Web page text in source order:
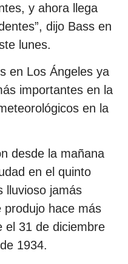
y ahora llega
dijo Bass en
lunes.
en Los Ángeles ya
importantes en la
en la
desde la mañana
en el quinto
lluvioso jamás
produjo hace más
el 31 de diciembre
1934.